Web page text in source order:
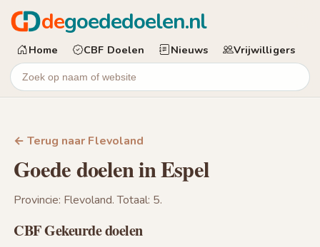
degoededoelen.nl
Home CBF Doelen Nieuws Vrijwilligers
← Terug naar Flevoland
Goede doelen in Espel
Provincie: Flevoland. Totaal: 5.
CBF Gekeurde doelen